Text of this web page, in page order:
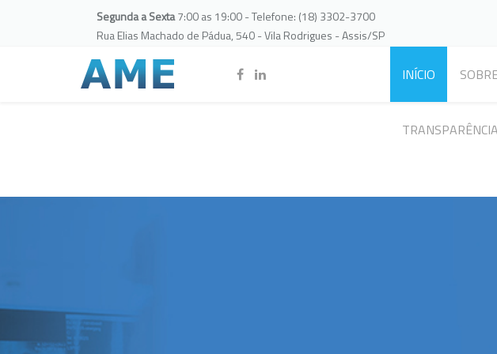
Segunda a Sexta7:00 as 19:00 - Telefone: (18) 3302-3700
Rua Elias Machado de Pádua, 540 - Vila Rodrigues - Assis/SP
INÍCIO
TRANSPARÊNCIA